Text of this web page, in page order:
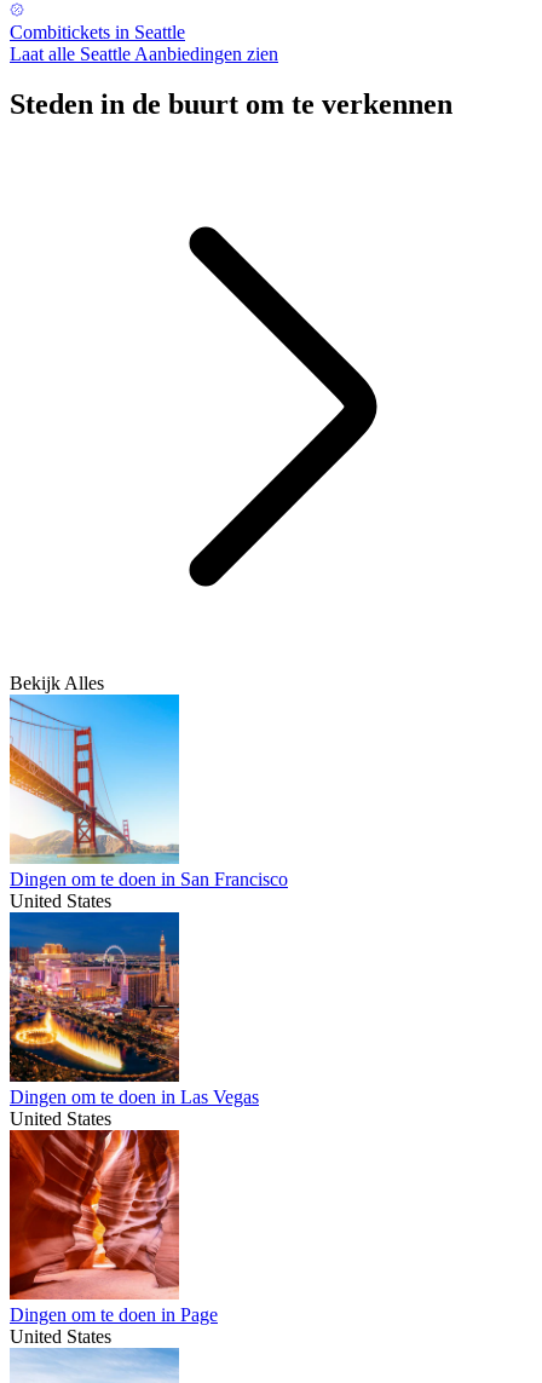
Combitickets in Seattle
Laat alle Seattle Aanbiedingen zien
Steden in de buurt om te verkennen
Bekijk Alles
Dingen om te doen in San Francisco
United States
Dingen om te doen in Las Vegas
United States
Dingen om te doen in Page
United States